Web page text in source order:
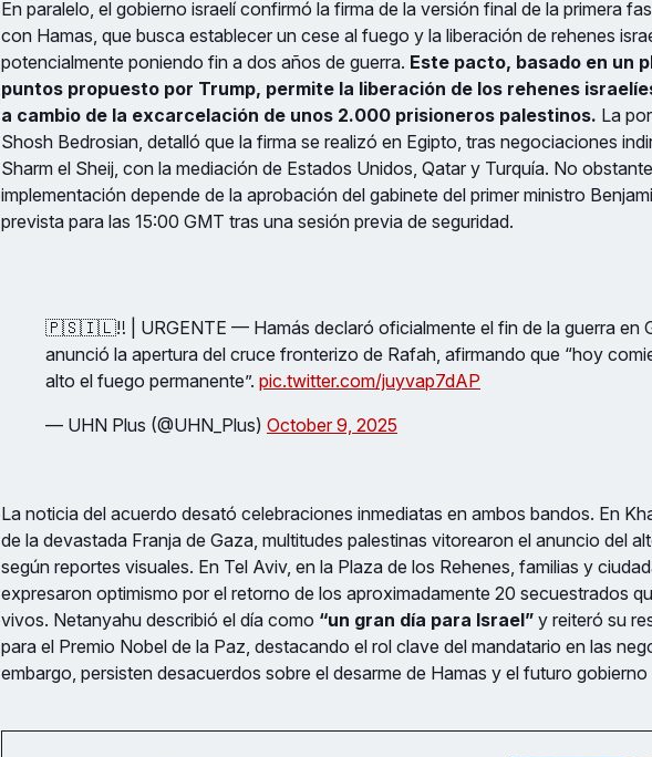
En paralelo, el gobierno israelí confirmó la firma de la versión final de la primera
con Hamas, que busca establecer un cese al fuego y la liberación de rehenes
potencialmente poniendo fin a dos años de guerra. Este pacto, basado en un
puntos propuesto por Trump, permite la liberación de los rehenes
a cambio de la excarcelación de unos 2.000 prisioneros palestinos. La
Shosh Bedrosian, detalló que la firma se realizó en Egipto, tras negociaciones
Sharm el Sheij, con la mediación de Estados Unidos, Qatar y Turquía. No
implementación depende de la aprobación del gabinete del primer ministro
prevista para las 15:00 GMT tras una sesión previa de seguridad.
🇵🇸🇮🇱‼️ | URGENTE — Hamás declaró oficialmente el fin de la guerra en
anunció la apertura del cruce fronterizo de Rafah, afirmando que “hoy
alto el fuego permanente”. pic.twitter.com/juyvap7dAP
— UHN Plus (@UHN_Plus) October 9, 2025
La noticia del acuerdo desató celebraciones inmediatas en ambos bandos. En
de la devastada Franja de Gaza, multitudes palestinas vitorearon el anuncio del
según reportes visuales. En Tel Aviv, en la Plaza de los Rehenes, familias y
expresaron optimismo por el retorno de los aproximadamente 20 secuestrados
vivos. Netanyahu describió el día como “un gran día para Israel” y reiteró su
para el Premio Nobel de la Paz, destacando el rol clave del mandatario en las
embargo, persisten desacuerdos sobre el desarme de Hamas y el futuro gobierno